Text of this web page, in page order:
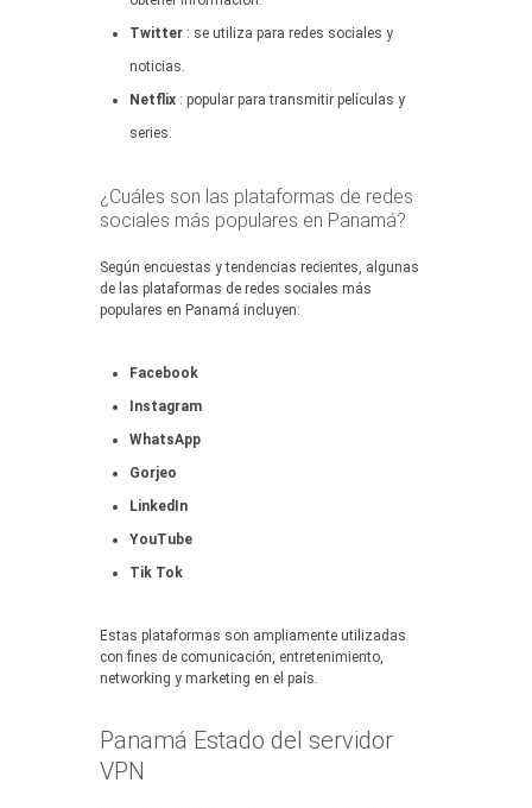
Twitter : se utiliza para redes sociales y
noticias.
Netflix : popular para transmitir películas y
series.
¿Cuáles son las plataformas de redes
sociales más populares en Panamá?
Según encuestas y tendencias recientes, algunas
de las plataformas de redes sociales más
populares en Panamá incluyen:
Facebook
Instagram
WhatsApp
Gorjeo
LinkedIn
YouTube
Tik Tok
Estas plataformas son ampliamente utilizadas
con fines de comunicación, entretenimiento,
networking y marketing en el país.
Panamá Estado del servidor
VPN